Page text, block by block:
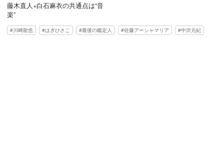
藤木直人×白石麻衣の共通点は“音
楽”
川崎龍也 はぎひさこ 最後の鑑定人 佐藤アーシャマリア 中沢元紀